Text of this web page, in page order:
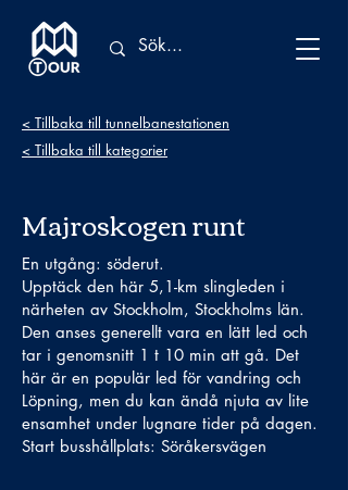
< Tillbaka till tunnelbanestationen
< Tillbaka till kategorier
Majroskogen runt
En utgång: söderut.
Upptäck den här 5,1-km slingleden i
närheten av Stockholm, Stockholms län.
Den anses generellt vara en lätt led och
tar i genomsnitt 1 t 10 min att gå. Det
här är en populär led för vandring och
Löpning, men du kan ändå njuta av lite
ensamhet under lugnare tider på dagen.
Start busshållplats: Söråkersvägen